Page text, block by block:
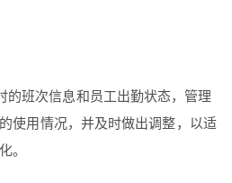
的班次信息和员工出勤状态，管理
使用情况，并及时做出调整，以适
。